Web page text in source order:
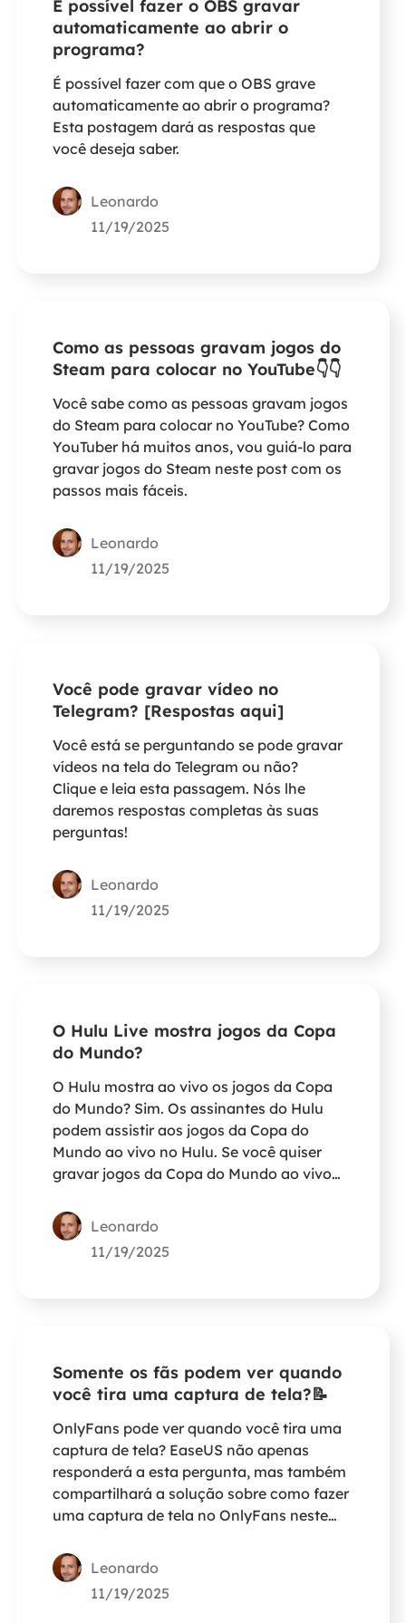
É possível fazer o OBS gravar
automaticamente ao abrir o
programa?
É possível fazer com que o OBS grave
automaticamente ao abrir o programa?
Esta postagem dará as respostas que
você deseja saber.
Leonardo
11/19/2025
Como as pessoas gravam jogos do
Steam para colocar no YouTube👇👇
Você sabe como as pessoas gravam jogos
do Steam para colocar no YouTube? Como
YouTuber há muitos anos, vou guiá-lo para
gravar jogos do Steam neste post com os
passos mais fáceis.
Leonardo
11/19/2025
Você pode gravar vídeo no
Telegram? [Respostas aqui]
Você está se perguntando se pode gravar
vídeos na tela do Telegram ou não?
Clique e leia esta passagem. Nós lhe
daremos respostas completas às suas
perguntas!
Leonardo
11/19/2025
O Hulu Live mostra jogos da Copa
do Mundo?
O Hulu mostra ao vivo os jogos da Copa
do Mundo? Sim. Os assinantes do Hulu
podem assistir aos jogos da Copa do
Mundo ao vivo no Hulu. Se você quiser
gravar jogos da Copa do Mundo ao vivo
Leonardo
11/19/2025
Somente os fãs podem ver quando
você tira uma captura de tela?📝
OnlyFans pode ver quando você tira uma
captura de tela? EaseUS não apenas
responderá a esta pergunta, mas também
compartilhará a solução sobre como fazer
uma captura de tela no OnlyFans neste
Leonardo
11/19/2025